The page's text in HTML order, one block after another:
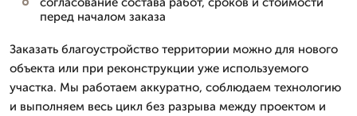
перед началом заказа
Заказать благоустройство территории можно для нового
объекта или при реконструкции уже используемого
участка. Мы работаем аккуратно, соблюдаем технологию
и выполняем весь цикл без разрыва между проектом и